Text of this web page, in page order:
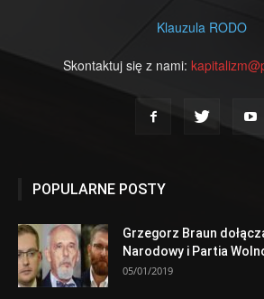
Klauzula RODO
Skontaktuj się z nami:
POPULARNE POSTY
Grzegorz Braun
Narodowy i Partia
05/01/2019